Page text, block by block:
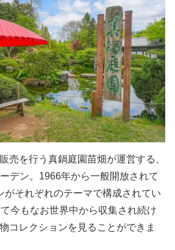
売を行う真鍋庭園苗畑が運営する、
デン。1966年から一般開放されて
がそれぞれのテーマで構成されてい
今もなお世界中から収集され続け
コレクションを見ることができま